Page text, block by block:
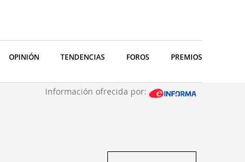
OPINIÓN TENDENCIAS FOROS PREMIOS
Información ofrecida por: